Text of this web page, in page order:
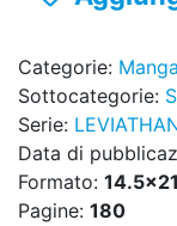
Categorie: Manga
Sottocategorie:
Serie:
Data di
Formato:
Pagine: 180